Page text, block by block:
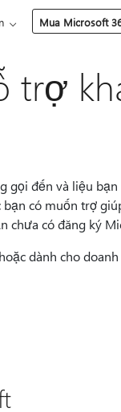
Mua Microsoft
trợ
gọi đến và liệu
có muốn trợ
chưa có đăng ký
dành cho